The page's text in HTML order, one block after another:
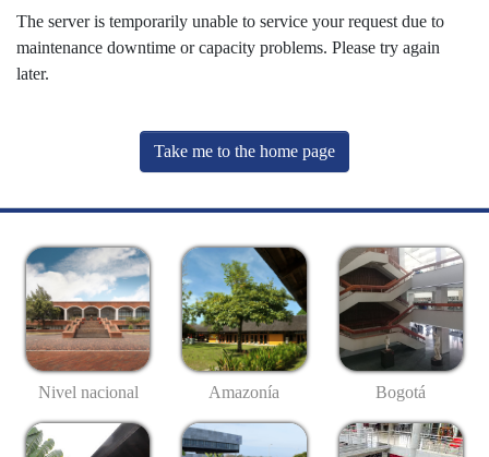
The server is temporarily unable to service your request due to
maintenance downtime or capacity problems. Please try again
later.
Take me to the home page
Nivel nacional Amazonía Bogotá